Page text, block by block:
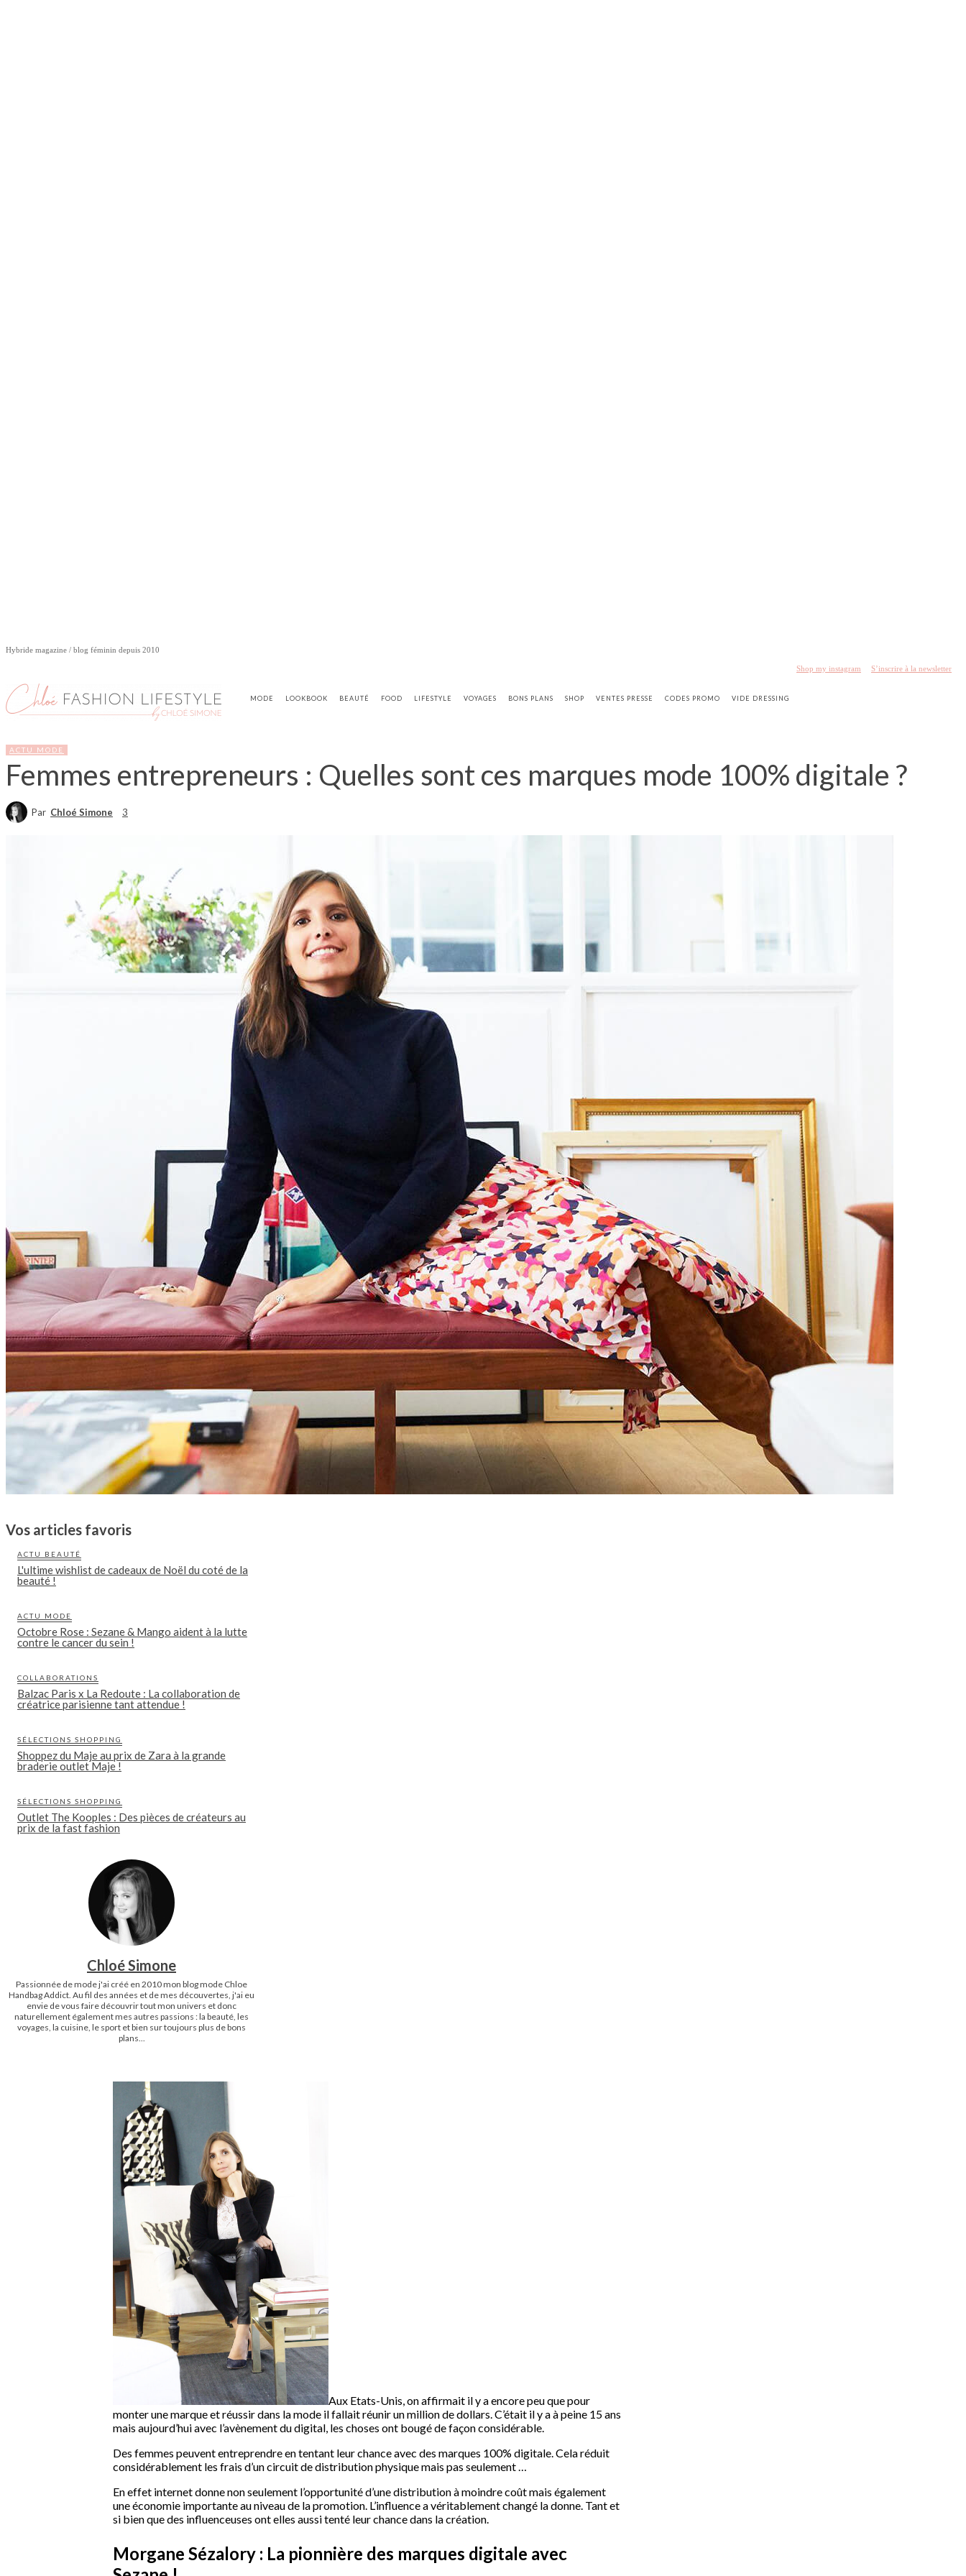
Hybride magazine / blog féminin depuis 2010
Shop my instagram S’inscrire à la newsletter
MODE LOOKBOOK BEAUTÉ FOOD LIFESTYLE VOYAGES BONS PLANS SHOP VENTES PRESSE CODES PROMO VIDE DRESSING
ACTU MODE
Femmes entrepreneurs : Quelles sont ces marques mode 100% digitale ?
Par Chloé Simone 3
Vos articles favoris
ACTU BEAUTÉ
L'ultime wishlist de cadeaux de Noël du coté de la
beauté !
ACTU MODE
Octobre Rose : Sezane & Mango aident à la lutte
contre le cancer du sein !
COLLABORATIONS
Balzac Paris x La Redoute : La collaboration de
créatrice parisienne tant attendue !
SÉLECTIONS SHOPPING
Shoppez du Maje au prix de Zara à la grande
braderie outlet Maje !
SÉLECTIONS SHOPPING
Outlet The Kooples : Des pièces de créateurs au
prix de la fast fashion
Chloé Simone
Passionnée de mode j'ai créé en 2010 mon blog mode Chloe
Handbag Addict. Au fil des années et de mes découvertes, j'ai eu
envie de vous faire découvrir tout mon univers et donc
naturellement également mes autres passions : la beauté, les
voyages, la cuisine, le sport et bien sur toujours plus de bons
plans...
Aux Etats-Unis, on affirmait il y a encore peu que pour
monter une marque et réussir dans la mode il fallait réunir un million de dollars. C’était il y a à peine 15 ans
mais aujourd’hui avec l’avènement du digital, les choses ont bougé de façon considérable.
Des femmes peuvent entreprendre en tentant leur chance avec des marques 100% digitale. Cela réduit
considérablement les frais d’un circuit de distribution physique mais pas seulement …
En effet internet donne non seulement l’opportunité d’une distribution à moindre coût mais également
une économie importante au niveau de la promotion. L’influence a véritablement changé la donne. Tant et
si bien que des influenceuses ont elles aussi tenté leur chance dans la création.
Morgane Sézalory : La pionnière des marques digitale avec